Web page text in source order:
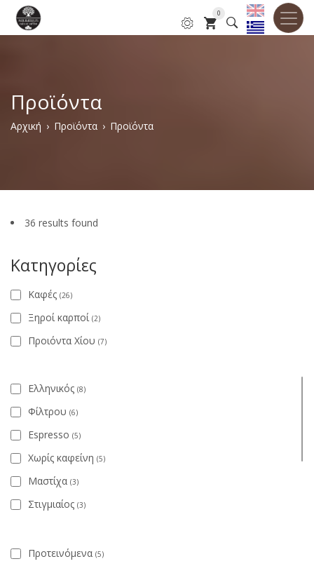
Παράκαμψη
προς
0
Προϊόντα
Breadcrumb
Αρχική Προϊόντα Προϊόντα
36 results found
Κατηγορίες
Καφές (26)
Ξηροί καρποί (2)
Προιόντα Χίου (7)
Ελληνικός (8)
Φίλτρου (6)
Espresso (5)
Χωρίς καφείνη (5)
Μαστίχα (3)
Στιγμιαίος (3)
Κανέλα (1)
Προτεινόμενα (5)